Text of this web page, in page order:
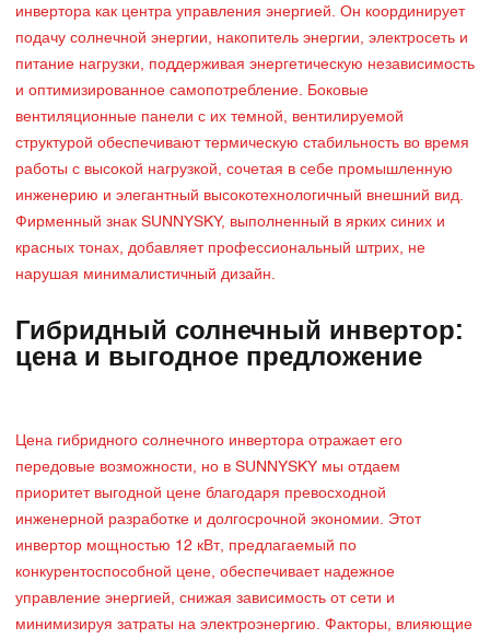
инвертора как центра управления энергией. Он координирует
подачу солнечной энергии, накопитель энергии, электросеть и
питание нагрузки, поддерживая энергетическую независимость
и оптимизированное самопотребление. Боковые
вентиляционные панели с их темной, вентилируемой
структурой обеспечивают термическую стабильность во время
работы с высокой нагрузкой, сочетая в себе промышленную
инженерию и элегантный высокотехнологичный внешний вид.
Фирменный знак SUNNYSKY, выполненный в ярких синих и
красных тонах, добавляет профессиональный штрих, не
нарушая минималистичный дизайн.
Гибридный солнечный инвертор:
цена и выгодное предложение
Цена гибридного солнечного инвертора отражает его
передовые возможности, но в SUNNYSKY мы отдаем
приоритет выгодной цене благодаря превосходной
инженерной разработке и долгосрочной экономии. Этот
инвертор мощностью 12 кВт, предлагаемый по
конкурентоспособной цене, обеспечивает надежное
управление энергией, снижая зависимость от сети и
минимизируя затраты на электроэнергию. Факторы, влияющие